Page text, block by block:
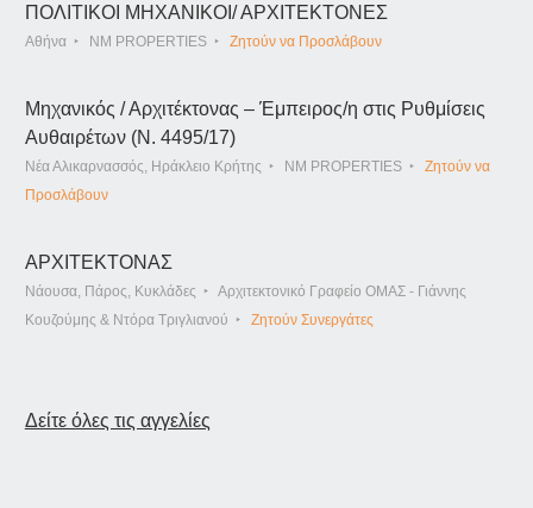
ΠΟΛΙΤΙΚΟΙ ΜΗΧΑΝΙΚΟΙ/ ΑΡΧΙΤΕΚΤΟΝΕΣ
Αθήνα NM PROPERTIES Ζητούν να Προσλάβουν
Μηχανικός / Αρχιτέκτονας – Έμπειρος/η στις Ρυθμίσεις
Αυθαιρέτων (Ν. 4495/17)
Νέα Αλικαρνασσός, Ηράκλειο Κρήτης NM PROPERTIES
Ζητούν να
Προσλάβουν
ΑΡΧΙΤΕΚΤΟΝΑΣ
Νάουσα, Πάρος, Κυκλάδες
Αρχιτεκτονικό Γραφείο ΟΜΑΣ - Γιάννης
Κουζούμης & Ντόρα Τριγλιανού
Ζητούν Συνεργάτες
Δείτε όλες τις αγγελίες